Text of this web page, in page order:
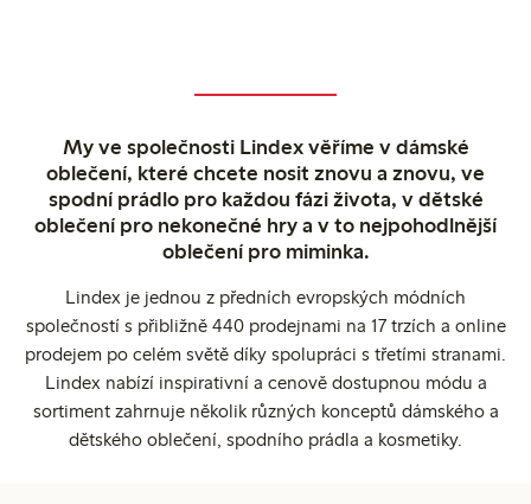
My ve společnosti Lindex věříme v dámské
oblečení, které chcete nosit znovu a znovu, ve
spodní prádlo pro každou fázi života, v dětské
oblečení pro nekonečné hry a v to nejpohodlnější
oblečení pro miminka.
Lindex je jednou z předních evropských módních
společností s přibližně 440 prodejnami na 17 trzích a online
prodejem po celém světě díky spolupráci s třetími stranami.
Lindex nabízí inspirativní a cenově dostupnou módu a
sortiment zahrnuje několik různých konceptů dámského a
dětského oblečení, spodního prádla a kosmetiky.